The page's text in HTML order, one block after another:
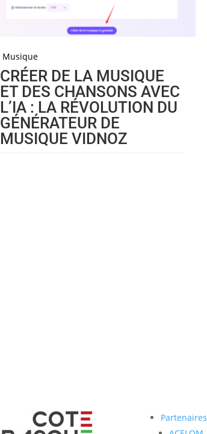
Musique
CRÉER DE LA MUSIQUE
ET DES CHANSONS AVEC
L’IA : LA RÉVOLUTION DU
GÉNÉRATEUR DE
MUSIQUE VIDNOZ
Partenaires